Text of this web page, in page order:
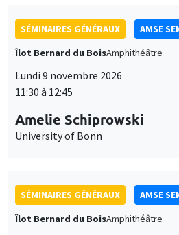
SÉMINAIRES GÉNÉRAUX
AMSE
Îlot Bernard du BoisAmphithéâtre
Lundi 9 novembre 2026
11:30 à 12:45
Amelie Schiprowski
University of Bonn
SÉMINAIRES GÉNÉRAUX
AMSE
Îlot Bernard du BoisAmphithéâtre